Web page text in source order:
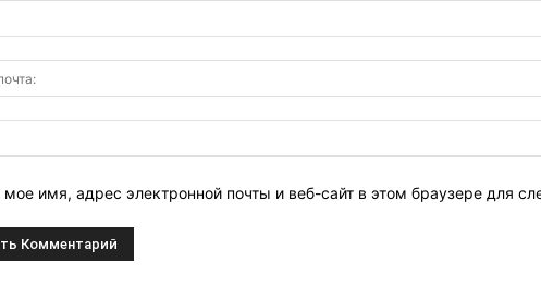
мое имя, адрес электронной почты и веб-сайт в этом браузере для